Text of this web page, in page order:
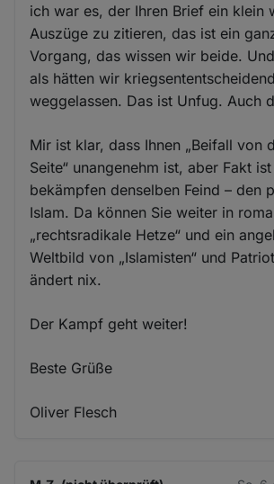
ich war es, der Ihren Brief ein klein
Auszüge zu zitieren, das ist ein
Vorgang, das wissen wir beide.
als hätten wir
weggelassen. Das ist Unfug. Auch
Mir ist klar, dass Ihnen „Beifall von
Seite“ unangenehm ist, aber Fakt
bekämpfen denselben Feind – den
Islam. Da können Sie weiter in
„rechtsradikale Hetze“ und ein
Weltbild von „Islamisten“ und
ändert nix.
Der Kampf geht weiter!
Beste Grüße
Oliver Flesch